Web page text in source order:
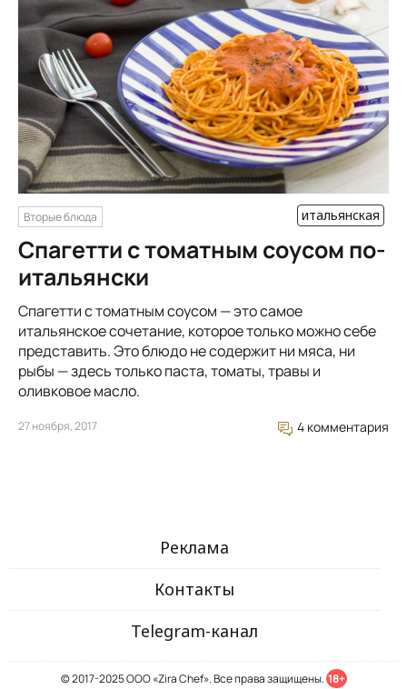
Вторые блюда итальянская
Спагетти с томатным соусом по-
итальянски
Спагетти с томатным соусом — это самое
итальянское сочетание, которое только можно себе
представить. Это блюдо не содержит ни мяса, ни
рыбы — здесь только паста, томаты, травы и
оливковое масло.
27 ноября, 2017 4 комментария
Реклама
Контакты
Telegram-канал
© 2017-2025 ООО «Zira Chef». Все права защищены. 18+